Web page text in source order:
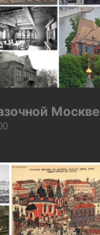
Москве